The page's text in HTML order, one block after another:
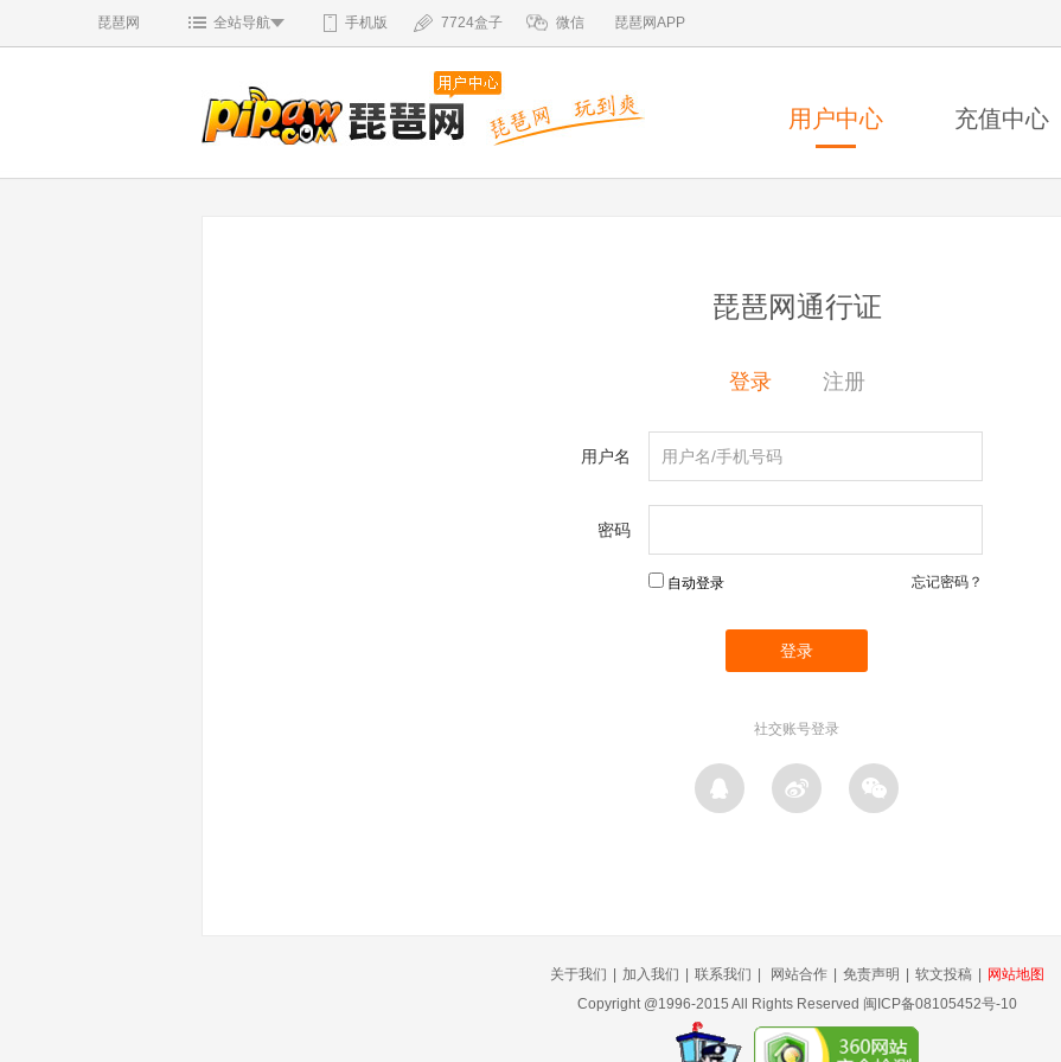
琵琶网 全站导航 手机版 微信 琵琶网APP
7724盒子
用户中心 充值中心
琵琶网通行证
登录 注册
用户名
密码
自动登录 忘记密码？
社交账号登录
关于我们 加入我们 联系我们 网站合作 免责声明 软文投稿
网站地图
Copyright @1996-2015 All Rights Reserved 闽ICP备08105452号-10